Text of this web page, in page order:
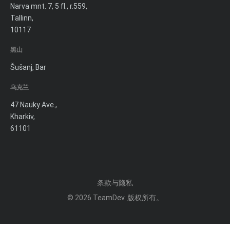
Narva mnt. 7, 5 fl., r.559,
Tallinn,
10117
黑山
Šušanj, Bar
乌克兰
47 Nauky Ave.,
Kharkiv,
61101
© 2026 TeamDev. 版权所有。
条款与隐私